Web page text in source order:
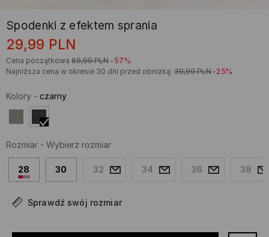
Spodenki z efektem sprania
29,99 PLN
Cena początkowa 69,99 PLN -57%
Najniższa cena w okresie 30 dni przed obniżką: 39,99 PLN -25%
Kolory - czarny
Rozmiar - Wybierz rozmiar
28 30 32 34 36 38
Sprawdź swój rozmiar